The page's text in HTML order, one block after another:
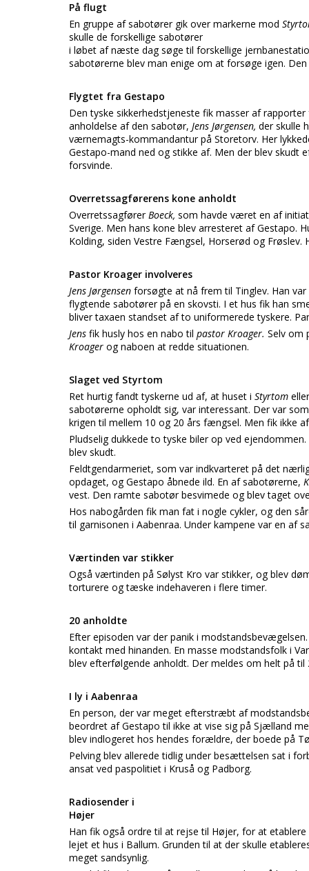
På flugt
En gruppe af sabotører gik over markerne mod
skulle de forskellige sabotører
i løbet af næste dag søge til forskellige
sabotørerne blev man enige om at forsøge igen.
Flygtet fra Gestapo
Den tyske sikkerhedstjeneste fik masser af
anholdelse af den sabotør, Jens Jørgensen, der skulle
værnemagts-kommandantur på Storetorv. Her
Gestapo-mand ned og stikke af. Men der blev skudt
forsvinde.
Overretssagførerens kone anholdt
OverretssagførerBoeck, som havde været en af
Sverige. Men hans kone blev arresteret af Gestapo.
Kolding, siden Vestre Fængsel, Horserød og
Pastor Kroager involveres
Jens Jørgensen forsøgte at nå frem til Tinglev. Han
flygtende sabotører på en skovsti. I et hus fik han
bliver taxaen standset af to uniformerede tyskere.
Jens fik husly hos en nabo til pastor Kroager. Selv om
Kroager og naboen at redde situationen.
Slaget ved Styrtom
Ret hurtig fandt tyskerne ud af, at huset i Styrtom
sabotørerne opholdt sig, var interessant. Der var
krigen til mellem 10 og 20 års fængsel. Men fik ikke
Pludselig dukkede to tyske biler op ved
blev skudt.
Feldtgendarmeriet, som var indkvarteret på det
opdaget, og Gestapo åbnede ild. En af sabotørerne,
vest. Den ramte sabotør besvimede og blev taget
Hos nabogården fik man fat i nogle cykler, og den
til garnisonen i Aabenraa. Under kampene var en af
Værtinden var stikker
Også værtinden på Sølyst Kro var stikker, og blev
torturere og tæske indehaveren i flere timer.
20 anholdte
Efter episoden var der panik i
kontakt med hinanden. En masse modstandsfolk i
blev efterfølgende anholdt. Der meldes om helt på til
I ly i Aabenraa
En person, der var meget efterstræbt af
beordret af Gestapo til ikke at vise sig på Sjælland
blev indlogeret hos hendes forældre, der boede på
Pelving blev allerede tidlig under besættelsen sat i
ansat ved paspolitiet i Kruså og Padborg.
Radiosender i
Højer
Han fik også ordre til at rejse til Højer, for at
lejet et hus i Ballum. Grunden til at der skulle
meget sandsynlig.